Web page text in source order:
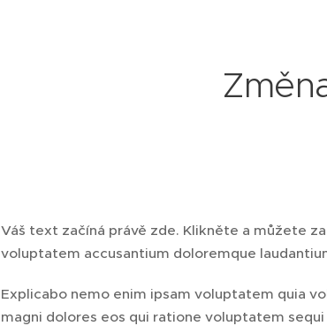
Váš text začíná právě zde. Klikněte a můžete
voluptatem accusantium doloremque
Explicabo nemo enim ipsam voluptatem quia
magni dolores eos qui ratione voluptatem